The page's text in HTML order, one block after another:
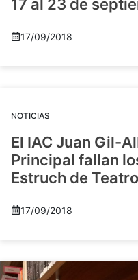
17 al 23 de
17/09/2018
NOTICIAS
El IAC Juan Gil-
Principal fallan
Estruch de
17/09/2018